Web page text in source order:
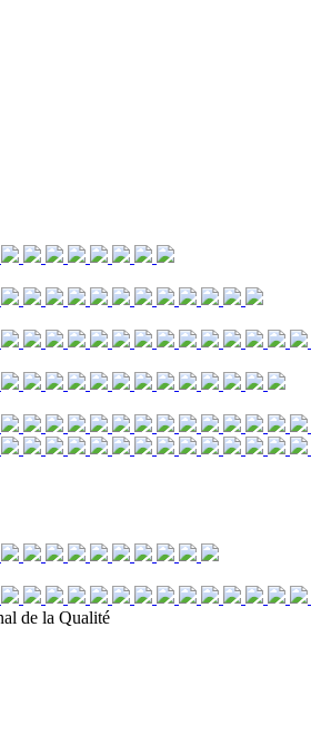
de la Qualité